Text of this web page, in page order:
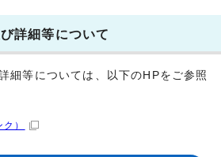
詳細等について
細等については、以下のHPをご参照
）